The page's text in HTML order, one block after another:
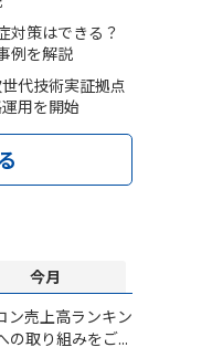
対策はできる？
例を解説
代技術実証拠点
用を開始
今月
ン売上高ランキン
の取り組みをご...